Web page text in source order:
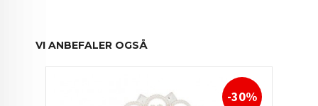
VI ANBEFALER OGSÅ
-30%